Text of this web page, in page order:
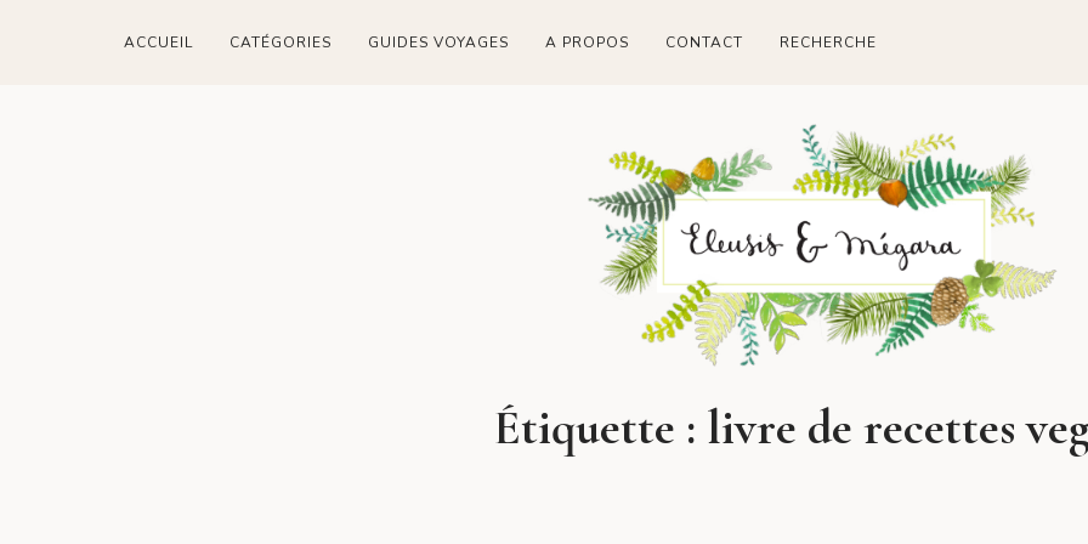
ACCUEIL CATÉGORIES GUIDES VOYAGES A PROPOS CONTACT RECHERCHE
Étiquette : livre de recettes